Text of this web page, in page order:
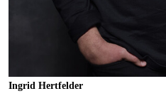
Ingrid Hertfelder